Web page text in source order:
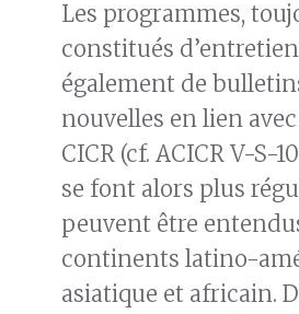
Les programmes,
constitués
également de
nouvelles en lien
CICR (cf. ACICR V-S-
se font alors plus
peuvent être
continents latino-
asiatique et africain.